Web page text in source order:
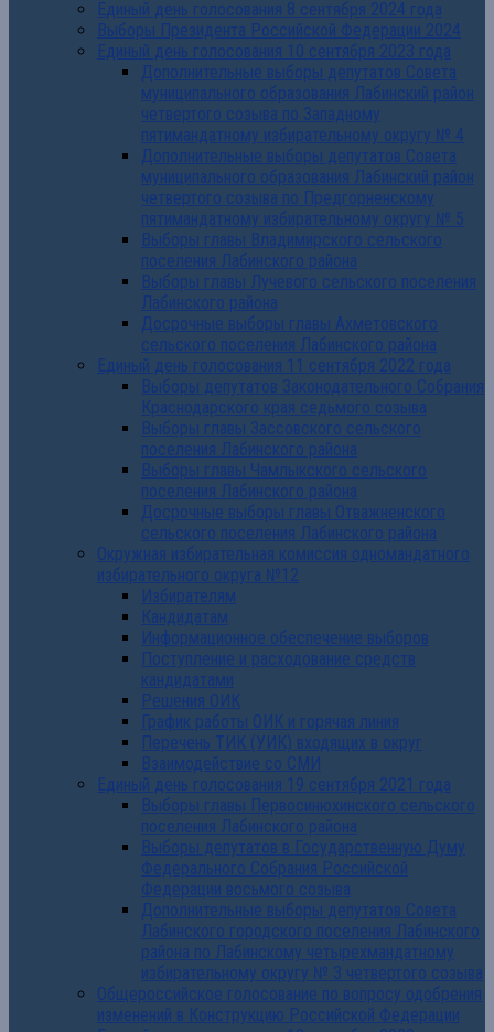
Единый день голосования 8 сентября 2024 года
Выборы Президента Российской Федерации 2024
Единый день голосования 10 сентября 2023 года
Дополнительные выборы депутатов Совета
муниципального образования Лабинский район
четвертого созыва по Западному
пятимандатному избирательному округу № 4
Дополнительные выборы депутатов Совета
муниципального образования Лабинский район
четвертого созыва по Предгорненскому
пятимандатному избирательному округу № 5
Выборы главы Владимирского сельского
поселения Лабинского района
Выборы главы Лучевого сельского поселения
Лабинского района
Досрочные выборы главы Ахметовского
сельского поселения Лабинского района
Единый день голосования 11 сентября 2022 года
Выборы депутатов Законодательного Собрания
Краснодарского края седьмого созыва
Выборы главы Зассовского сельского
поселения Лабинского района
Выборы главы Чамлыкского сельского
поселения Лабинского района
Досрочные выборы главы Отважненского
сельского поселения Лабинского района
Окружная избирательная комиссия одномандатного
избирательного округа №12
Избирателям
Кандидатам
Информационное обеспечение выборов
Поступление и расходование средств
кандидатами
Решения ОИК
График работы ОИК и горячая линия
Перечень ТИК (УИК) входящих в округ
Взаимодействие со СМИ
Единый день голосования 19 сентября 2021 года
Выборы главы Первосинюхинского сельского
поселения Лабинского района
Выборы депутатов в Государственную Думу
Федерального Собрания Российской
Федерации восьмого созыва
Дополнительные выборы депутатов Совета
Лабинского городского поселения Лабинского
района по Лабинскому четырехмандатному
избирательному округу № 3 четвертого созыва
Общероссийское голосование по вопросу одобрения
изменений в Конструкцию Российской Федерации